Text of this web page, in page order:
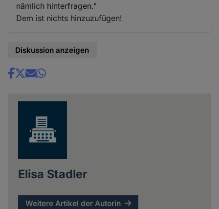
nämlich hinterfragen."
Dem ist nichts hinzuzufügen!
Diskussion anzeigen
Share
Elisa Stadler
Weitere Artikel der Autorin